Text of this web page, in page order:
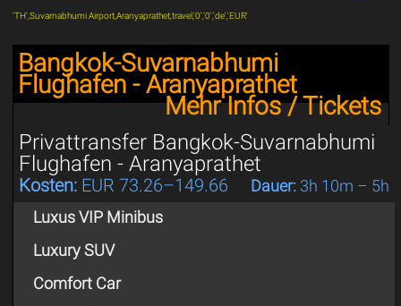
'TH',Suvarnabhumi Airport,Aranyaprathet,travel,'0','0','de','EUR'
Bangkok-Suvarnabhumi
Flughafen - Aranyaprathet
Mehr Infos / Tickets
Privattransfer Bangkok-Suvarnabhumi
Flughafen - Aranyaprathet
Kosten:EUR 73.26–149.66 Dauer:3h 10m – 5h
Luxus VIP Minibus
Luxury SUV
Comfort Car